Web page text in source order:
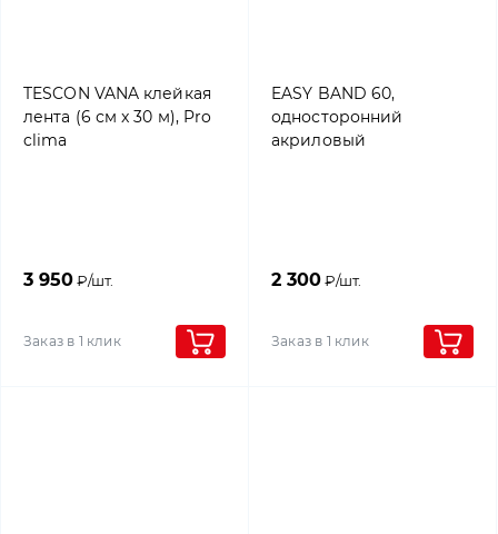
TESCON VANA клейкая
лента (6 см x 30 м), Pro
clima
3 950₽/шт.
Заказ в 1 клик
EASY BAND 60,
односторонний
акриловый
2 300₽/шт.
Заказ в 1 клик